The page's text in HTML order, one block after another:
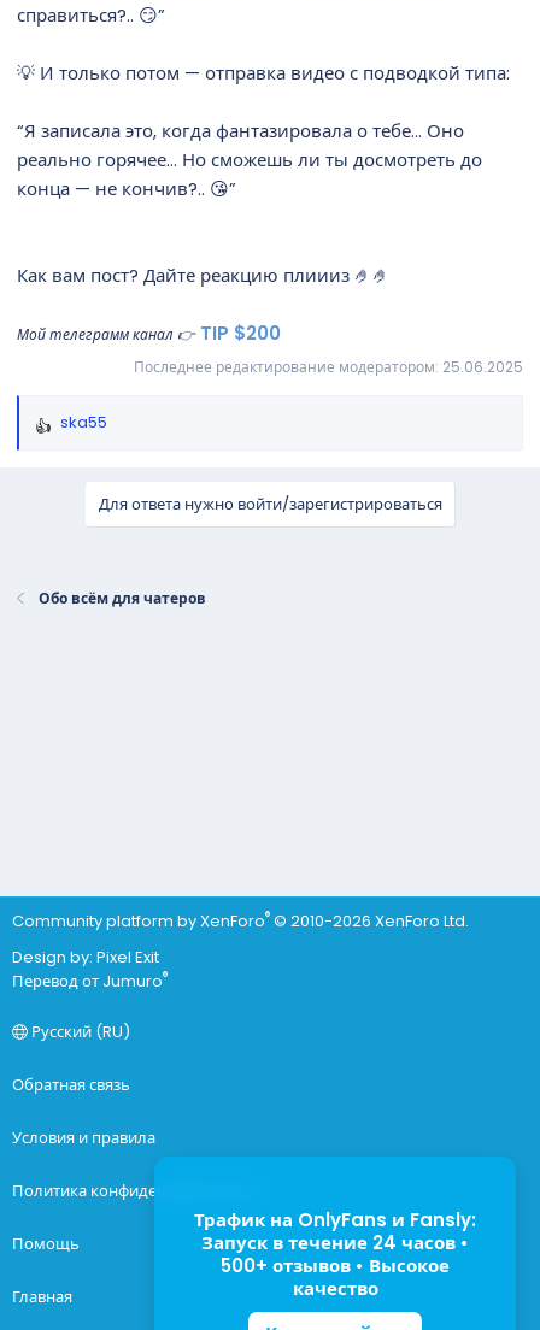
справиться?.. 😏”
💡 И только потом — отправка видео с подводкой типа:
“Я записала это, когда фантазировала о тебе… Оно
реально горячее… Но сможешь ли ты досмотреть до
конца — не кончив?.. 😘”
Как вам пост? Дайте реакцию плиииз 🤌🤌
Мой телеграмм канал 👉 TIP $200
Последнее редактирование модератором: 25.06.2025
Р
ska55
Для ответа нужно войти/зарегистрироваться
Обо всём для чатеров
Community platform by XenForo® © 2010-2026 XenForo Ltd.
Design by: Pixel Exit
Перевод от Jumuro®
Русский (RU)
Обратная связь
Условия и правила
Политика конфиденциальности
Помощь
Главная
Трафик на OnlyFans и Fansly:
Запуск в течение 24 часов •
500+ отзывов • Высокое
качество